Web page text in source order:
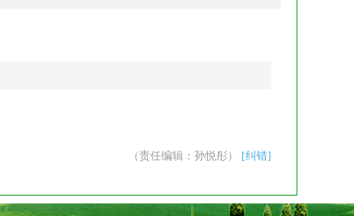
（责任编辑：孙悦彤） [纠错]